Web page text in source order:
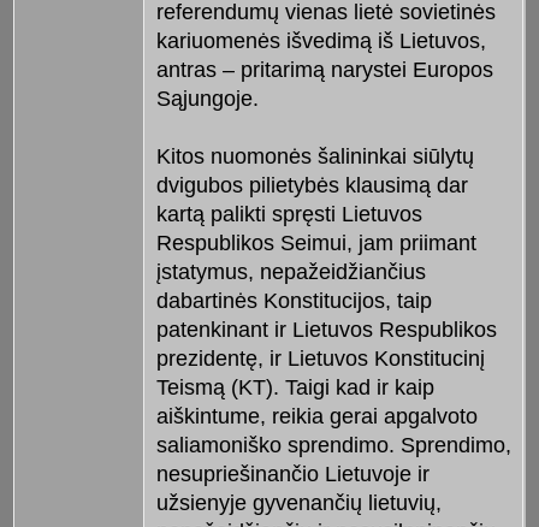
referendumų vienas lietė sovietinės
kariuomenės išvedimą iš Lietuvos,
antras – pritarimą narystei Europos
Sąjungoje.
Kitos nuomonės šalininkai siūlytų
dvigubos pilietybės klausimą dar
kartą palikti spręsti Lietuvos
Respublikos Seimui, jam priimant
įstatymus, nepažeidžiančius
dabartinės Konstitucijos, taip
patenkinant ir Lietuvos Respublikos
prezidentę, ir Lietuvos Konstitucinį
Teismą (KT). Taigi kad ir kaip
aiškintume, reikia gerai apgalvoto
saliamoniško sprendimo. Sprendimo,
nesupriešinančio Lietuvoje ir
užsienyje gyvenančių lietuvių,